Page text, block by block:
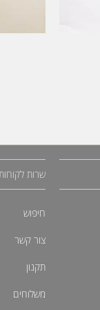
שרות
חיפוש
צור קשר
תקנון
משלוחים